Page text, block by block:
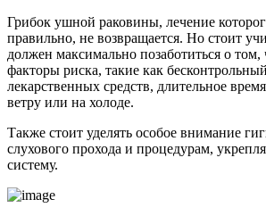
Грибок ушной раковины, лечение
правильно, не возвращается. Но стоит
должен максимально позаботиться о том,
факторы риска, такие как
лекарственных средств, длительное
ветру или на холоде.
Также стоит уделять особое внимание
слухового прохода и процедурам,
систему.